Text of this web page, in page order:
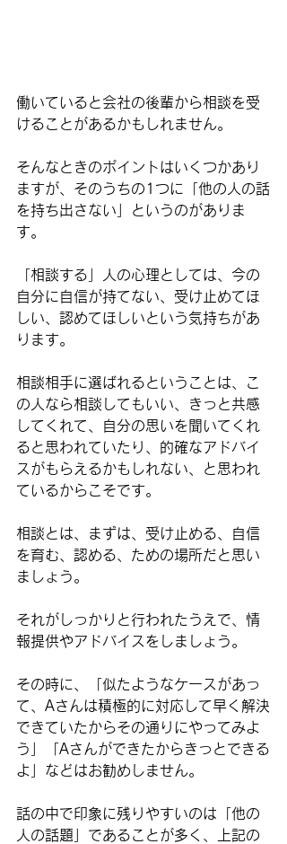
働いていると会社の後輩から相談を受
けることがあるかもしれません。
そんなときのポイントはいくつかあり
ますが、そのうちの1つに「他の人の話
を持ち出さない」というのがありま
す。
「相談する」人の心理としては、 今の
自分に自信が持てない、受け止めてほ
しい、認めてほしいという気持ちがあ
ります。
相談相手に選ばれるということは、
こ
の人なら相談してもいい、きっと共感
してくれて、自分の思いを聞いてくれ
ると思われていたり、的確なアドバイ
スがもらえるかもしれない、と思われ
ているからこそです。
相談とは、まずは、 受け止める、自信
を育む、認める、ための場所だと思い
ましょう。
それがしっかりと行われたうえで、情
報提供やアドバイスをしましょう。
その時に、「似たようなケースがあっ
て、Aさんは積極的に対応して早く解決
できていたからその通りにやってみよ
う」「Aさんができたからきっとできる
よ」などはお勧めしません。
話の中で印象に残りやすいのは 「他の
人の話題」 であることが多く、上記の